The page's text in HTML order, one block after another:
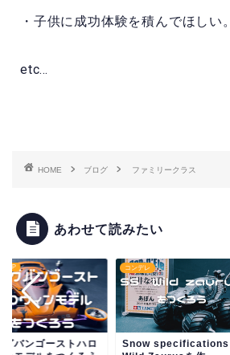
・子供に成功体験を積んでほしい。
etc…
HOME ブログ ファミリークラス
あわせて読みたい
GP
グバンゴーストハロ
コンデレ
Snow specifications